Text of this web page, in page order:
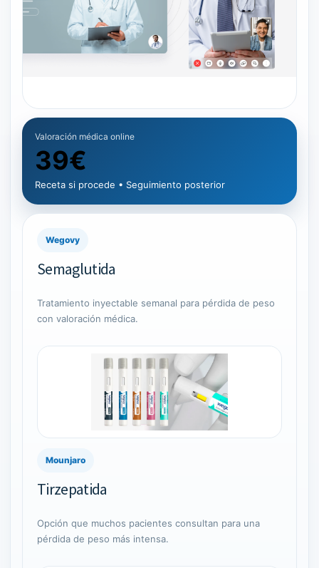
Valoración médica online
39€
Receta si procede • Seguimiento posterior
Wegovy
Semaglutida
Tratamiento inyectable semanal para pérdida de peso
con valoración médica.
Mounjaro
Tirzepatida
Opción que muchos pacientes consultan para una
pérdida de peso más intensa.